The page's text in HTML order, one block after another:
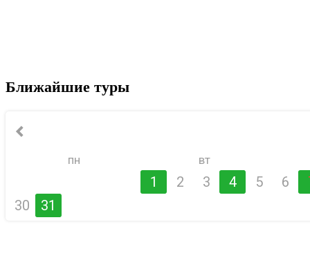
Ближайшие туры
пн вт
1 2 3 4 5 6
30
31